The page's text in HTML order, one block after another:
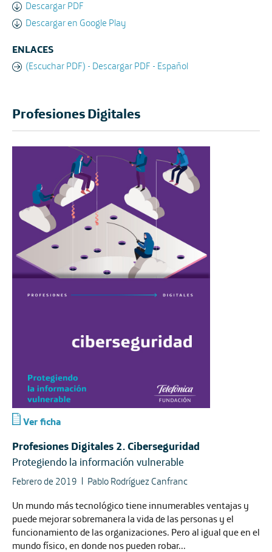
Descargar PDF
Descargar en Google Play
ENLACES
(Escuchar PDF) - Descargar PDF - Español
Profesiones Digitales
Ver ficha
Profesiones Digitales 2. Ciberseguridad
Protegiendo la información vulnerable
Febrero de 2019
Pablo Rodríguez Canfranc
Un mundo más tecnológico tiene innumerables ventajas y
puede mejorar sobremanera la vida de las personas y el
funcionamiento de las organizaciones. Pero al igual que en el
mundo físico, en donde nos pueden robar...